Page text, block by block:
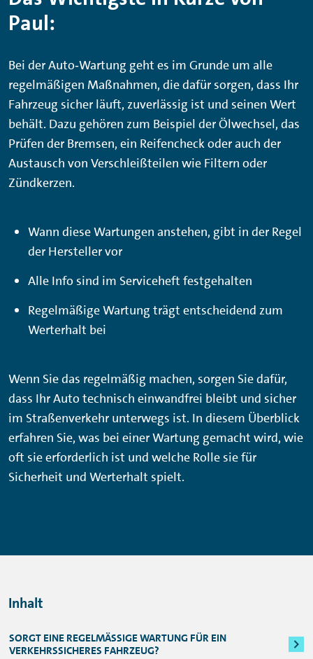
Paul:
Bei der Auto‑Wartung geht es im Grunde um alle
regelmäßigen Maßnahmen, die dafür sorgen, dass Ihr
Fahrzeug sicher läuft, zuverlässig ist und seinen Wert
behält. Dazu gehören zum Beispiel der Ölwechsel, das
Prüfen der Bremsen, ein Reifencheck oder auch der
Austausch von Verschleißteilen wie Filtern oder
Zündkerzen.
Wann diese Wartungen anstehen, gibt in der Regel
der Hersteller vor
Alle Info sind im Serviceheft festgehalten
Regelmäßige Wartung trägt entscheidend zum
Werterhalt bei
Wenn Sie das regelmäßig machen, sorgen Sie dafür,
dass Ihr Auto technisch einwandfrei bleibt und sicher
im Straßenverkehr unterwegs ist. In diesem Überblick
erfahren Sie, was bei einer Wartung gemacht wird, wie
oft sie erforderlich ist und welche Rolle sie für
Sicherheit und Werterhalt spielt.
Inhalt
SORGT EINE REGELMÄSSIGE WARTUNG FÜR EIN V
ERKEHRSSICHERES FAHRZEUG?